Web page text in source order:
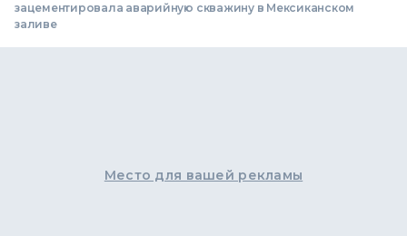
зацементировала аварийную скважину в Мексиканском
заливе
Место для вашей рекламы